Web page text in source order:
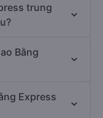
trung
Bằng
Express